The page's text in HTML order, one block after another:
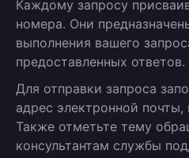
Каждому запросу
номера. Они
выполнения вашего
предоставленных ответов.
Для отправки запроса
адрес электронной
Также отметьте тему
консультантам службы